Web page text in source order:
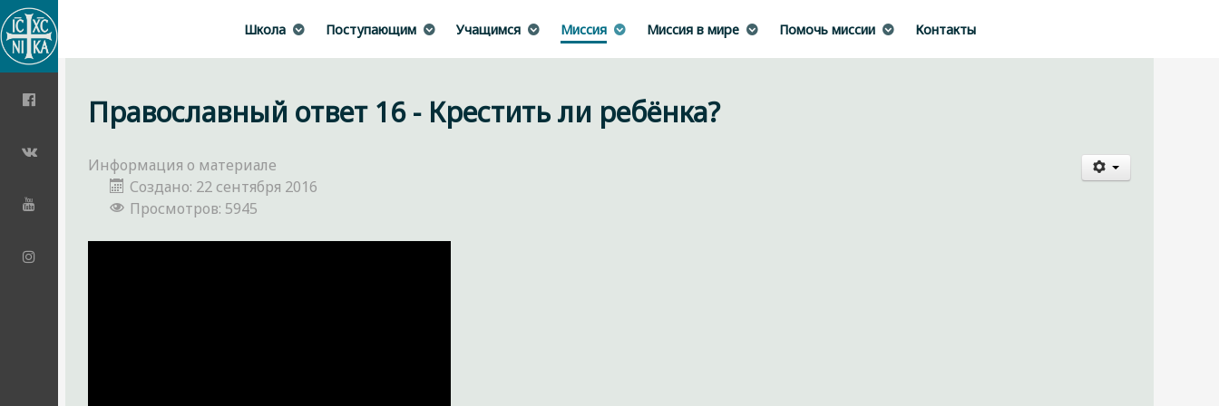
Школа Поступающим Учащимся Миссия Миссия в мире Помочь миссии Контакты
Православный ответ 16 - Крестить ли ребёнка?
Информация о материале
Создано: 22 сентября 2016
Просмотров: 5945